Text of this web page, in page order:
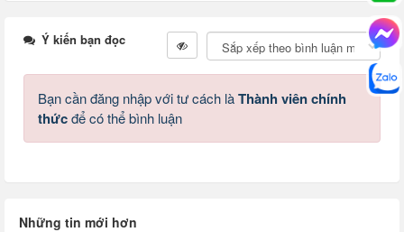
Ý kiến bạn đọc
Bạn cần đăng nhập với tư cách làThành viên chính
thứcđể có thể bình luận
Những tin mới hơn